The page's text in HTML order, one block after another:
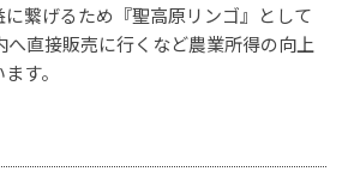
に繋げるため『聖高原リンゴ』として
へ直接販売に行くなど農業所得の向上
す。